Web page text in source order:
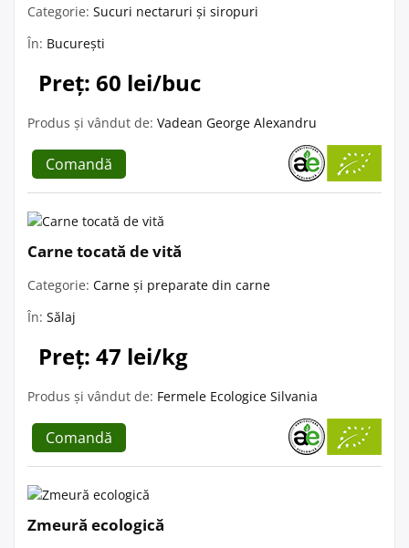
Categorie: Sucuri nectaruri și siropuri
În: București
Preț: 60 lei/buc
Produs și vândut de: Vadean George Alexandru
Comandă
Carne tocată de vită
Categorie: Carne și preparate din carne
În: Sălaj
Preț: 47 lei/kg
Produs și vândut de: Fermele Ecologice Silvania
Comandă
Zmeură ecologică